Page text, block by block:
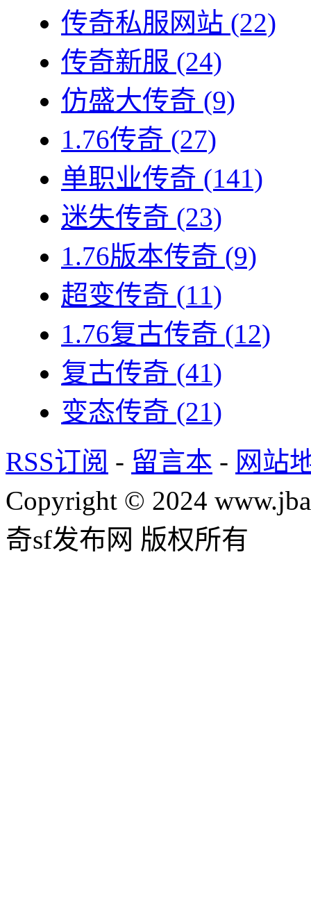
传奇私服网站 (22)
传奇新服 (24)
仿盛大传奇 (9)
1.76传奇 (27)
单职业传奇 (141)
迷失传奇 (23)
1.76版本传奇 (9)
超变传奇 (11)
1.76复古传奇 (12)
复古传奇 (41)
变态传奇 (21)
RSS订阅 - 留言本 - 网站
Copyright © 2024
奇sf发布网 版权所有